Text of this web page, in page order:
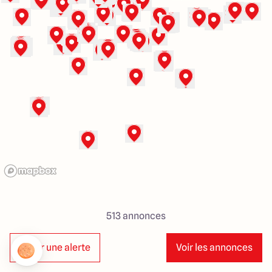
4 Rue du Chemin vert
76260 Etalondes
4.7
513annonces
Créer une alerte Voir les annonces